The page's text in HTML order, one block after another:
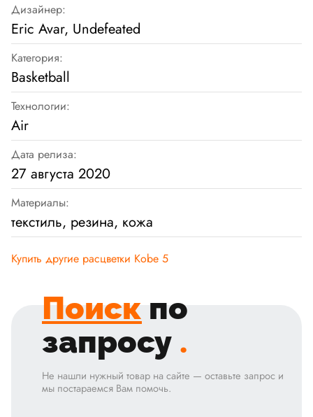
Дизайнер:
Eric Avar, Undefeated
Категория:
Basketball
Технологии:
Air
Дата релиза:
27 августа 2020
Материалы:
текстиль, резина, кожа
Купить другие расцветки Kobe 5
Поиск по
запросу .
Не нашли нужный товар на сайте — оставьте запрос и
мы постараемся Вам помочь.